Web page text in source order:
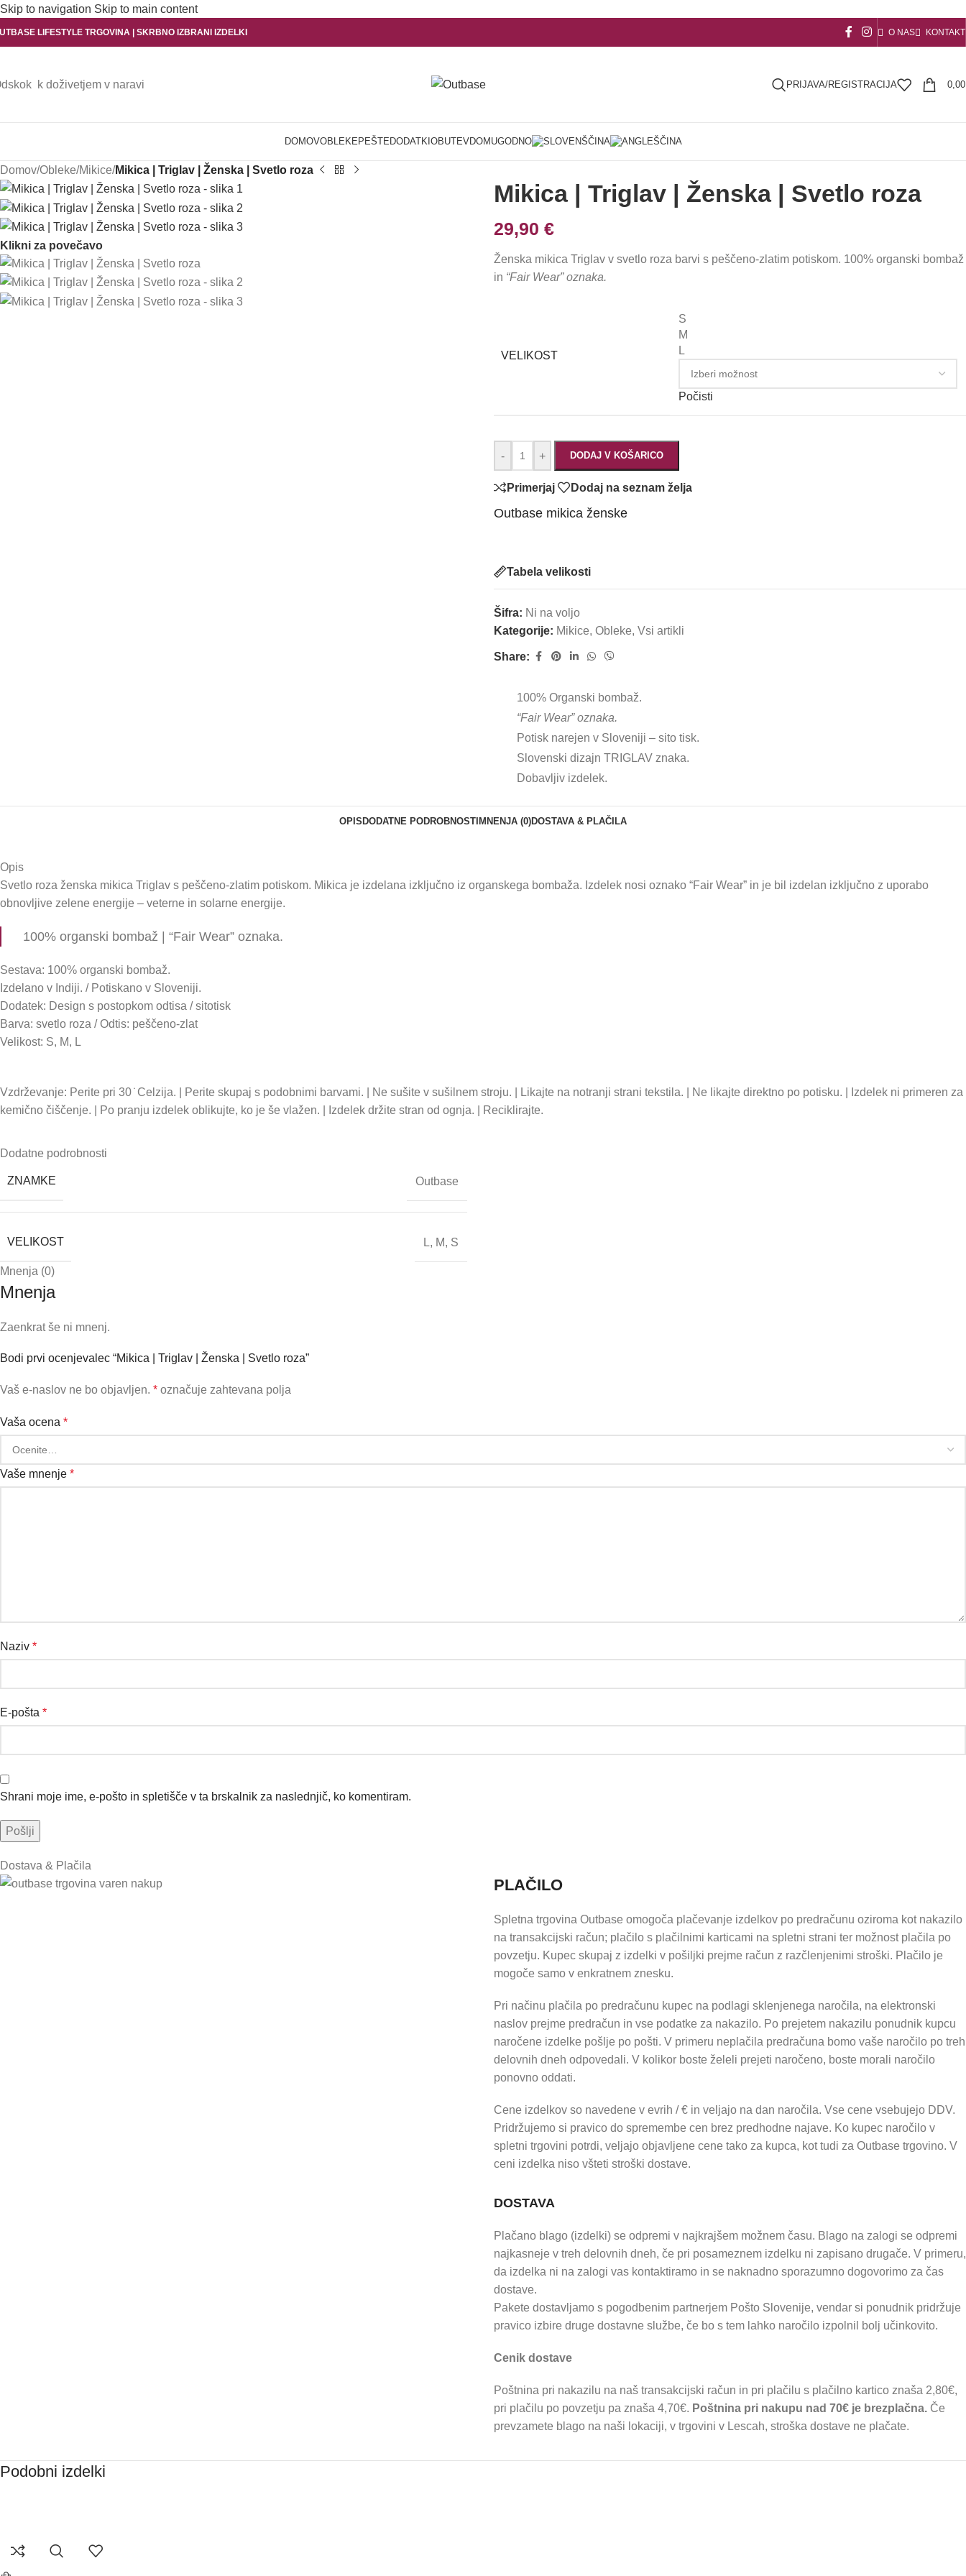
Skip to navigation Skip to main content
LIFESTYLE TRGOVINA | SKRBNO IZBRANI IZDELKI O NAS KONTAKT
k doživetjem v naravi PRIJAVA/REGISTRACIJA
DOMOVOBLEKE PEŠTE DODATKI OBUTEVDOM UGODNO
Domov/Obleke/Mikice/Mikica | Triglav | Ženska | Svetlo roza
Klikni za povečavo
Mikica | Triglav | Ženska | Svetlo roza
29,90 €
Ženska mikica Triglav v svetlo roza barvi s peščeno-zlatim potiskom. 100% organski bombaž
in “Fair Wear” oznaka.
VELIKOST
S
M
L
Počisti
- + DODAJ V KOŠARICO
Primerjaj Dodaj na seznam želja
Outbase mikica ženske
Tabela velikosti
Šifra: Ni na voljo
Kategorije: Mikice, Obleke, Vsi artikli
Share:
100% Organski bombaž.
“Fair Wear” oznaka.
Potisk narejen v Sloveniji – sito tisk.
Slovenski dizajn TRIGLAV znaka.
Dobavljiv izdelek.
OPIS DODATNE PODROBNOSTI MNENJA (0)DOSTAVA & PLAČILA
Opis
Svetlo roza ženska mikica Triglav s peščeno-zlatim potiskom. Mikica je izdelana izključno iz organskega bombaža. Izdelek nosi oznako “Fair Wear” in je bil izdelan izključno z uporabo
obnovljive zelene energije – veterne in solarne energije.
100% organski bombaž | “Fair Wear” oznaka.
Sestava: 100% organski bombaž.
Izdelano v Indiji. / Potiskano v Sloveniji.
Dodatek: Design s postopkom odtisa / sitotisk
Barva: svetlo roza / Odtis: peščeno-zlat
Velikost: S, M, L
Vzdrževanje: Perite pri 30 ̇ Celzija. | Perite skupaj s podobnimi barvami. | Ne sušite v sušilnem stroju. | Likajte na notranji strani tekstila. | Ne likajte direktno po potisku. | Izdelek ni primeren za
kemično čiščenje. | Po pranju izdelek oblikujte, ko je še vlažen. | Izdelek držite stran od ognja. | Reciklirajte.
Dodatne podrobnosti
ZNAMKE Outbase
VELIKOST L, M, S
Mnenja (0)
Mnenja
Zaenkrat še ni mnenj.
Bodi prvi ocenjevalec “Mikica | Triglav | Ženska | Svetlo roza”
Vaš e-naslov ne bo objavljen. * označuje zahtevana polja
Vaša ocena *
Vaše mnenje *
Naziv *
E-pošta *
Shrani moje ime, e-pošto in spletišče v ta brskalnik za naslednjič, ko komentiram.
Dostava & Plačila
PLAČILO
Spletna trgovina Outbase omogoča plačevanje izdelkov po predračunu oziroma kot nakazilo
na transakcijski račun; plačilo s plačilnimi karticami na spletni strani ter možnost plačila po
povzetju. Kupec skupaj z izdelki v pošiljki prejme račun z razčlenjenimi stroški. Plačilo je
mogoče samo v enkratnem znesku.
Pri načinu plačila po predračunu kupec na podlagi sklenjenega naročila, na elektronski
naslov prejme predračun in vse podatke za nakazilo. Po prejetem nakazilu ponudnik kupcu
naročene izdelke pošlje po pošti. V primeru neplačila predračuna bomo vaše naročilo po treh
delovnih dneh odpovedali. V kolikor boste želeli prejeti naročeno, boste morali naročilo
ponovno oddati.
Cene izdelkov so navedene v evrih / € in veljajo na dan naročila. Vse cene vsebujejo DDV.
Pridržujemo si pravico do spremembe cen brez predhodne najave. Ko kupec naročilo v
spletni trgovini potrdi, veljajo objavljene cene tako za kupca, kot tudi za Outbase trgovino. V
ceni izdelka niso všteti stroški dostave.
DOSTAVA
Plačano blago (izdelki) se odpremi v najkrajšem možnem času. Blago na zalogi se odpremi
najkasneje v treh delovnih dneh, če pri posameznem izdelku ni zapisano drugače. V primeru,
da izdelka ni na zalogi vas kontaktiramo in se naknadno sporazumno dogovorimo za čas
dostave.
Pakete dostavljamo s pogodbenim partnerjem Pošto Slovenije, vendar si ponudnik pridržuje
pravico izbire druge dostavne službe, če bo s tem lahko naročilo izpolnil bolj učinkovito.
Cenik dostave
Poštnina pri nakazilu na naš transakcijski račun in pri plačilu s plačilno kartico znaša 2,80€,
pri plačilu po povzetju pa znaša 4,70€. Poštnina pri nakupu nad 70€ je brezplačna. Če
prevzamete blago na naši lokaciji, v trgovini v Lescah, stroška dostave ne plačate.
Podobni izdelki